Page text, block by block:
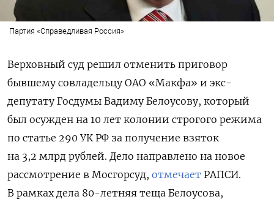
Партия «Справедливая Россия»
Верховный суд решил отменить приговор
бывшему совладельцу ОАО «Макфа» и экс-
депутату Госдумы Вадиму Белоусову, который
был осужден на 10 лет колонии строгого режима
по статье 290 УК РФ за получение взяток
на 3,2 млрд рублей. Дело направлено на новое
рассмотрение в Мосгорсуд, отмечает РАПСИ.
В рамках дела 80-летняя теща Белоусова,